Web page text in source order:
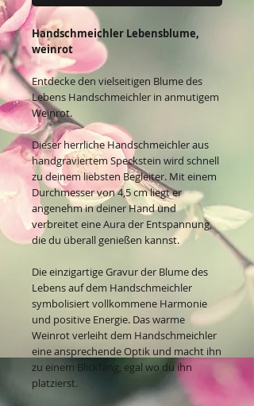
Handschmeichler Lebensblume,
weinrot
Entdecke den vielseitigen Blume des
Lebens Handschmeichler in anmutigem
Weinrot.
Dieser herrliche Handschmeichler aus
handgraviertem Speckstein wird schnell
zu deinem liebsten Begleiter. Mit einem
Durchmesser von 4,5 cm liegt er
angenehm in deiner Hand und
verbreitet eine Aura der Entspannung,
die du überall genießen kannst.
Die einzigartige Gravur der Blume des
Lebens auf dem Handschmeichler
symbolisiert vollkommene Harmonie
und positive Energie. Das warme
Weinrot verleiht dem Handschmeichler
eine ansprechende Optik und macht ihn
zu einem Blickfang, egal wo du ihn
platzierst.